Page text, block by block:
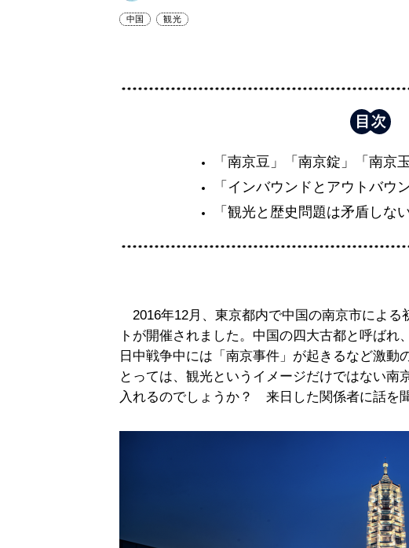
中国 観光
「南京豆」「南京錠」「南京
「インバウンドとアウトバウ
「観光と歴史問題は矛盾しない
2016年12月、東京都内で中国の南京市による
トが開催されました。中国の四大古都と呼ばれ
日中戦争中には「南京事件」が起きるなど激動
とっては、観光というイメージだけではない南
入れるのでしょうか？ 来日した関係者に話を